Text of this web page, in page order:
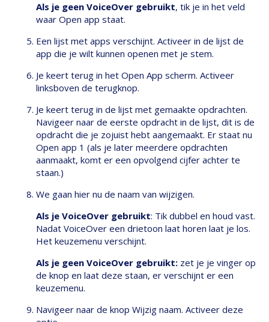
Als je geen VoiceOver gebruikt, tik je in het veld
waar Open app staat.
Een lijst met apps verschijnt. Activeer in de lijst de
app die je wilt kunnen openen met je stem.
Je keert terug in het Open App scherm. Activeer
linksboven de terugknop.
Je keert terug in de lijst met gemaakte opdrachten.
Navigeer naar de eerste opdracht in de lijst, dit is de
opdracht die je zojuist hebt aangemaakt. Er staat nu
Open app 1 (als je later meerdere opdrachten
aanmaakt, komt er een opvolgend cijfer achter te
staan.)
We gaan hier nu de naam van wijzigen.
Als je VoiceOver gebruikt: Tik dubbel en houd vast.
Nadat VoiceOver een drietoon laat horen laat je los.
Het keuzemenu verschijnt.
Als je geen VoiceOver gebruikt: zet je je vinger op
de knop en laat deze staan, er verschijnt er een
keuzemenu.
Navigeer naar de knop Wijzig naam. Activeer deze